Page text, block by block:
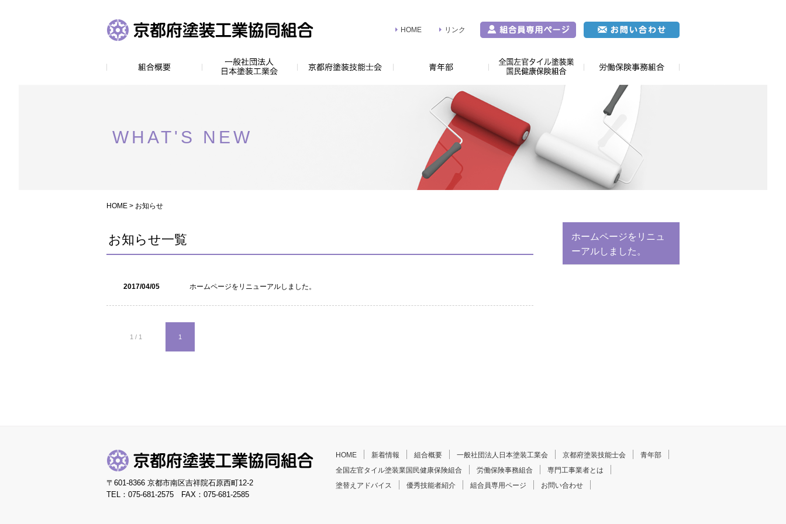
リンク
HOME
WHAT'S NEW
HOME > お知らせ
お知らせ一覧
2017/04/05 ホームページをリニューアルしました。
1 / 1 1
ホームページをリニュ
ーアルしました。
〒601-8366 京都市南区吉祥院石原西町12-2
TEL：075-681-2575 FAX：075-681-2585
HOME 新着情報 組合概要 一般社団法人日本塗装工業会 京都府塗装技能士会
青年部
全国左官タイル塗装業国民健康保険組合
労働保険事務組合
専門工事業者とは
塗替えアドバイス
優秀技能者紹介 組合員専用ページ お問い合わせ